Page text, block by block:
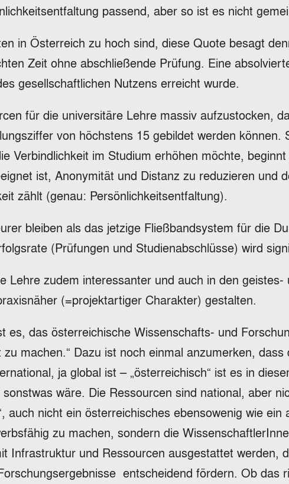
passend, aber so ist es nicht
in Österreich zu hoch sind, diese Quote besagt
Zeit ohne abschließende Prüfung. Eine
gesellschaftlichen Nutzens erreicht wurde.
für die universitäre Lehre massiv aufzustocken,
von höchstens 15 gebildet werden können.
Verbindlichkeit im Studium erhöhen möchte,
ist, Anonymität und Distanz zu reduzieren und
zählt (genau: Persönlichkeitsentfaltung).
bleiben als das jetzige Fließbandsystem für die
(Prüfungen und Studienabschlüsse) wird
Lehre zudem interessanter und auch in den geistes-
(=projektartiger Charakter) gestalten.
es, das österreichische Wissenschafts- und
machen.“ Dazu ist noch einmal anzumerken,
ja global ist – „österreichisch“ ist es in
wäre. Die Ressourcen sind national, aber
auch nicht ein österreichisches ebensowenig wie ein
zu machen, sondern die
Infrastruktur und Ressourcen ausgestattet werden,
entscheidend fördern. Ob das